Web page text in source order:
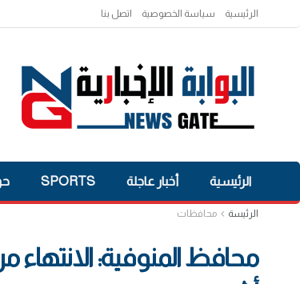
الرئيسية سياسة الخصوصية اتصل بنا
الرئيسية أخبار عاجلة SPORTS
الرئيسة محافظات
محافظ المنوفية: